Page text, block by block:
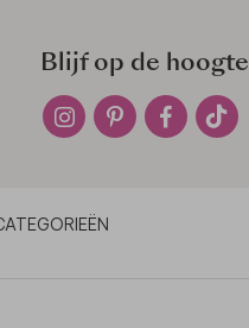
Blijf op de hoogte